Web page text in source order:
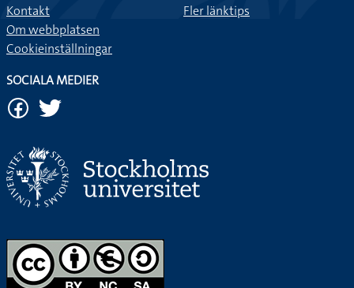
Kontakt
Om webbplatsen
Cookieinställningar
Fler länktips
SOCIALA MEDIER